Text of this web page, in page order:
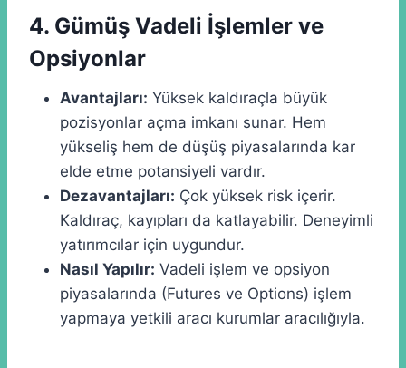
4. Gümüş Vadeli İşlemler ve
Opsiyonlar
Avantajları: Yüksek kaldıraçla büyük
pozisyonlar açma imkanı sunar. Hem
yükseliş hem de düşüş piyasalarında kar
elde etme potansiyeli vardır.
Dezavantajları: Çok yüksek risk içerir.
Kaldıraç, kayıpları da katlayabilir. Deneyimli
yatırımcılar için uygundur.
Nasıl Yapılır: Vadeli işlem ve opsiyon
piyasalarında (Futures ve Options) işlem
yapmaya yetkili aracı kurumlar aracılığıyla.